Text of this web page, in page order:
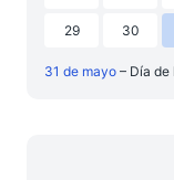
29 30
31 de mayo – Día